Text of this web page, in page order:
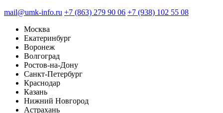
mail@umk-info.ru +7 (863) 279 90 06 +7 (938) 102 55 08
Москва
Екатеринбург
Воронеж
Волгоград
Ростов-на-Дону
Санкт-Петербург
Краснодар
Казань
Нижний Новгород
Астрахань